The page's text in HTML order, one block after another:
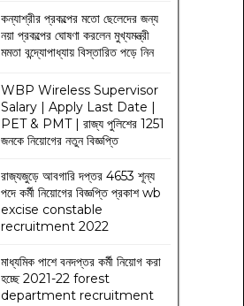
কন্যাশ্রীর প্রকল্পের মতো ছেলেদের জন্য
নয়া প্রকল্পের ঘোষণা করলেন মুখ্যমন্ত্রী
মমতা বন্দ্যোপাধ্যায় বিস্তারিত পড়ে নিন
WBP Wireless Supervisor
Salary | Apply Last Date |
PET & PMT | রাজ্য পুলিশের 1251
জনকে নিয়োগের নতুন বিজ্ঞপ্তি
রাজ্যজুড়ে আবগারি দপ্তর 4653 শূন্য
পদে কর্মী নিয়োগের বিজ্ঞপ্তি প্রকাশ wb
excise constable
recruitment 2022
মাধ্যমিক পাশে বনদপ্তর কর্মী নিয়োগ করা
হচ্ছে 2021-22 forest
department recruitment